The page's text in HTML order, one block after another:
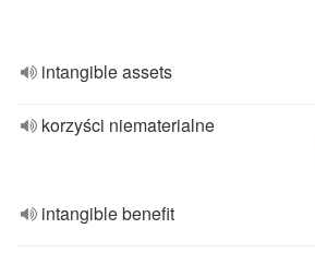
intangible assets
korzyści niematerialne
intangible benefit